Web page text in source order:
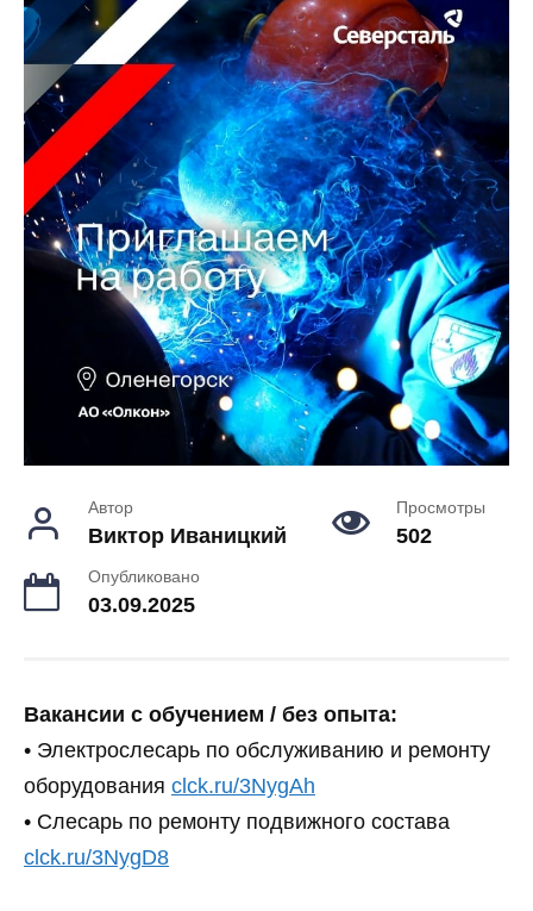
Автор
Виктор Иваницкий
Просмотры
502
Опубликовано
03.09.2025
Вакансии с обучением / без опыта:
• Электрослесарь по обслуживанию и ремонту
оборудования clck.ru/3NygAh
• Слесарь по ремонту подвижного состава
clck.ru/3NygD8